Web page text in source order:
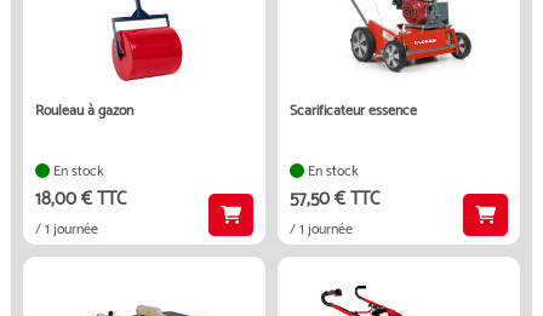
rouleau à gazon
En stock
18,00 € TTC
/ 1 journée
scarificateur essence
En stock
57,50 € TTC
/ 1 journée